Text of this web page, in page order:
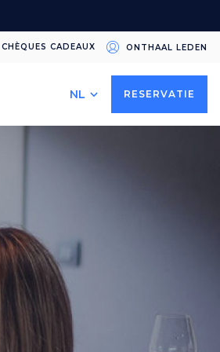
CHÈQUES CADEAUX ONTHAAL LEDEN
Select
language
RESERVATIE